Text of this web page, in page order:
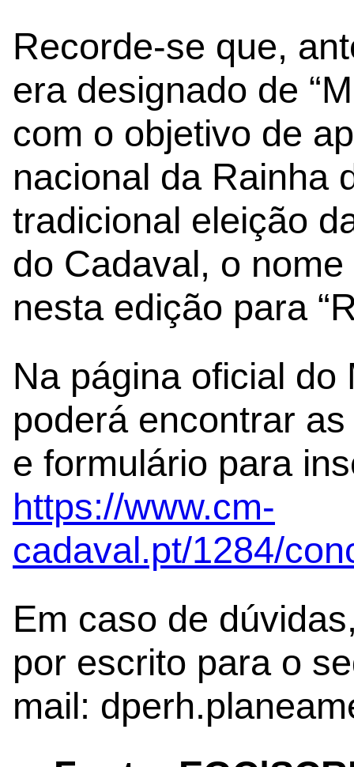
Recorde-se que,
era designado de
com o objetivo de
nacional da Rainha
tradicional eleição
do Cadaval, o
nesta edição para
Na página oficial
poderá encontrar
e formulário para
https://www.cm-
cadaval.pt/1284/
Em caso de
por escrito para o
mail: